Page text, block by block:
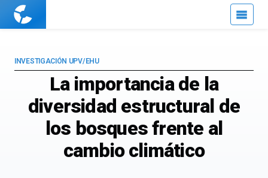
Cuaderno
La importancia de la
diversidad estructural de
los bosques frente al
cambio climático
INVESTIGACIÓN UPV/EHU